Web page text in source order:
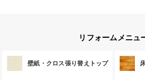
リフォームメニュ
壁紙・クロス張り替えトップ